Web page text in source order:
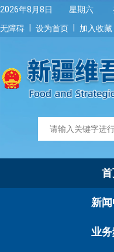
2026年8月8日 星期六
无障碍
设为首页 加入收藏
新
业